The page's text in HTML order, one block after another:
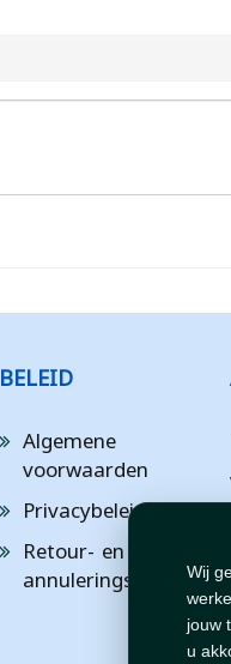
Wij
jouw
u
BELEID
Algemene
voorwaarden
Privacybeleid
Retour- en
annuleringsbeleid